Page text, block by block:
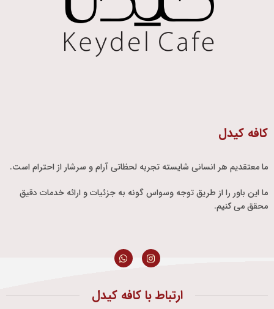
کافه کیدل
ما معتقدیم هر انسانی شایسته تجربه لحظاتی آرام و سرشار از احترام است.
ما این باور را از طریق توجه وسواس گونه به جزئیات و ارائه خدمات دقیق
محقق می کنیم.
ارتباط با کافه کیدل